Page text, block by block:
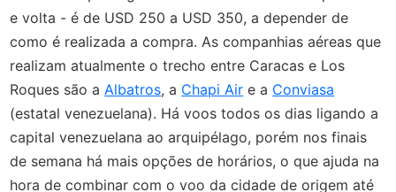
e volta - é de USD 250 a USD 350, a depender de
como é realizada a compra. As companhias aéreas que
realizam atualmente o trecho entre Caracas e Los
Roques são a Albatros, a Chapi Air e a Conviasa
(estatal venezuelana). Há voos todos os dias ligando a
capital venezuelana ao arquipélago, porém nos finais
de semana há mais opções de horários, o que ajuda na
hora de combinar com o voo da cidade de origem até